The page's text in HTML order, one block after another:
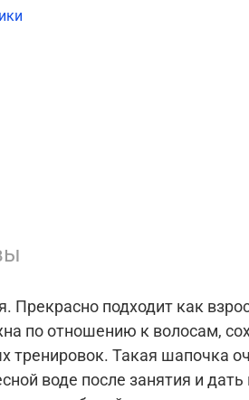
подходит как
по отношению к волосам,
тренировок. Такая шапочка
воде после занятия и